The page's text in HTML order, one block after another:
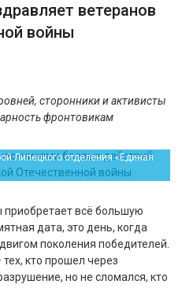
ветеранов
войны
сторонники и активисты
фронтовикам
Липецкого отделения «Единая
всё большую
дата, это день, когда
поколения победителей.
кто прошел через
но не сломался, кто